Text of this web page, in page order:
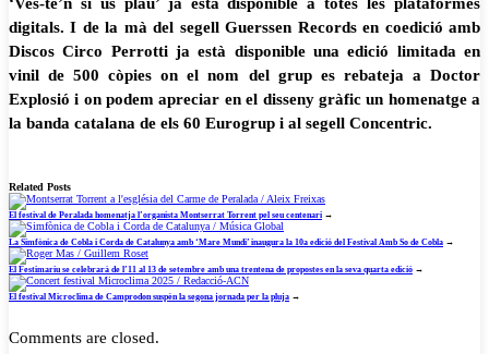
digitals. I de la mà del segell Guerssen Records en coedició amb
Discos Circo Perrotti ja està disponible una edició limitada en
vinil de 500 còpies on el nom del grup es rebateja a Doctor
Explosió i on podem apreciar en el disseny gràfic un homenatge a
la banda catalana de els 60 Eurogrup i al segell Concentric.
Related Posts
El festival de Peralada homenatja l’organista Montserrat Torrent pel seu centenari →
La Simfònica de Cobla i Corda de Catalunya amb ‘Mare Mundi’ inaugura la 10a edició del Festival Amb So de Cobla →
El Festimariu se celebrarà de l’11 al 13 de setembre amb una trentena de propostes en la seva quarta edició →
El festival Microclima de Camprodon suspèn la segona jornada per la pluja →
Comments are closed.